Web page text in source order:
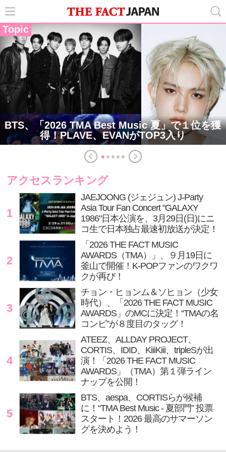
Topic
BTS、「2026 TMA Best Music 夏」で１位を獲
得！PLAVE、EVANがTOP3入り
アクセスランキング
1
JAEJOONG (ジェジュン) J-Party
Asia Tour Fan Concert "GALAXY
1986"日本公演を、3月29日(日)にニ
コ生で日本独占最速初放送が決定！
2
「2026 THE FACT MUSIC
AWARDS（TMA）」、９月19日に
釜山で開催！K-POPファンのワクワ
クが再び！
3
チョン・ヒョンム＆ソヒョン（少女
時代）、「2026 THE FACT MUSIC
AWARDS」のMCに決定！“TMAの名
コンビ”が８度目のタッグ！
4
ATEEZ、ALLDAY PROJECT、
CORTIS、IDID、KiiiKiii、tripleSが出
演！「2026 THE FACT MUSIC
AWARDS」（TMA）第１弾ライン
ナップを公開！
5
BTS、aespa、CORTISらが候補
に！“TMA Best Music - 夏部門” 投票
スタート！2026 最高のサマーソン
グを決めよう！